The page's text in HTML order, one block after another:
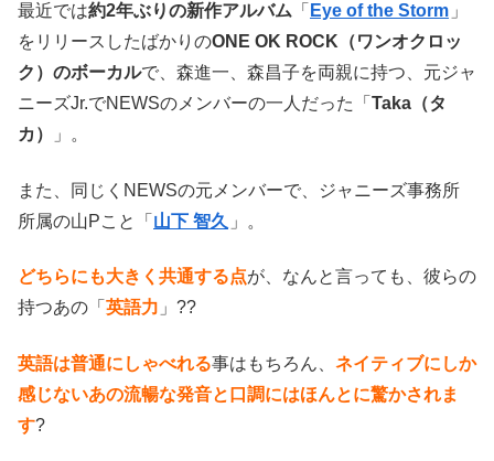
最近では約2年ぶりの新作アルバム 「 Eye of the Storm 」
をリリースしたばかりのONE OK ROCK（ワンオクロッ
ク）のボーカルで、森進一、森昌子を両親に持つ、元ジャ
ニーズJr.でNEWSのメンバーの一人だった「 Taka（タ
カ）
」。
また、同じくNEWSの元メンバーで、ジャニーズ事務所
所属の山Pこと「 山下 智久 」。
どちらにも大きく共通する点が、なんと言っても、彼らの
持つあの「 英語力 」??
英語は普通にしゃべれる事はもちろん、 ネイティブにしか
感じないあの流暢な発音と口調にはほんとに驚かされま
す?